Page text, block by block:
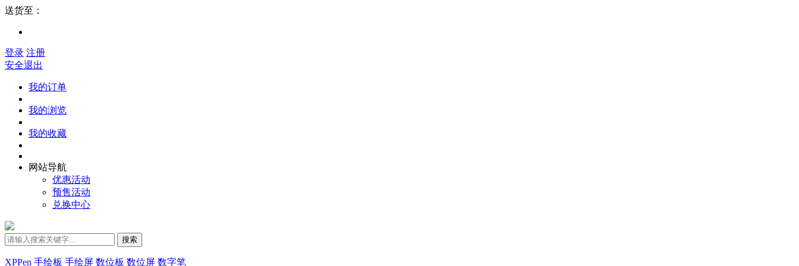
送货至：
登录 注册
安全退出
我的订单
我的浏览
我的收藏
网站导航
优惠活动
预售活动
兑换中心
搜索
XPPen 手绘板 手绘屏 数位板 数位屏 数字笔